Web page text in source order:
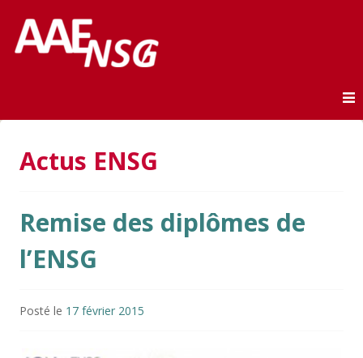
AAE-ENSG
Actus ENSG
Remise des diplômes de
l’ENSG
Posté le 17 février 2015